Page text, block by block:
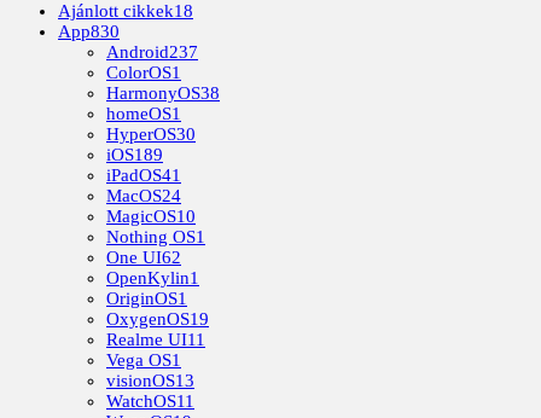
Ajánlott cikkek18
App830
Android237
ColorOS1
HarmonyOS38
homeOS1
HyperOS30
iOS189
iPadOS41
MacOS24
MagicOS10
Nothing OS1
One UI62
OpenKylin1
OriginOS1
OxygenOS19
Realme UI11
Vega OS1
visionOS13
WatchOS11